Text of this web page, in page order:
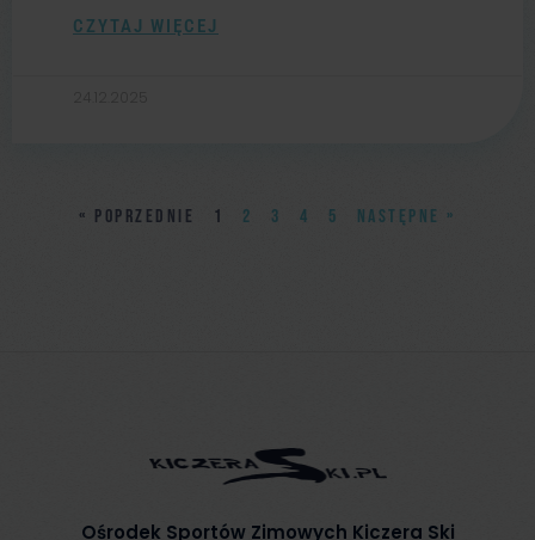
CZYTAJ WIĘCEJ
« POPRZEDNIE 1 2 3 4 5 NASTĘPNE »
Ośrodek Sportów Zimowych Kiczera Ski